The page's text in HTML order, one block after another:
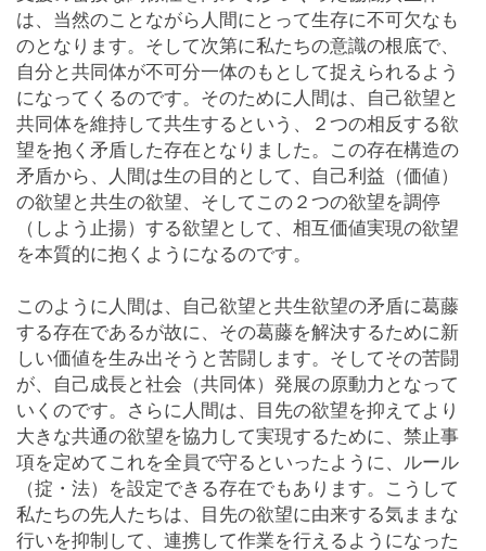
は、当然のことながら人間にとって生存に不可欠なも
のとなります。そして次第に私たちの意識の根底で、
自分と共同体が不可分一体のもとして捉えられるよう
になってくるのです。そのために人間は、自己欲望と
共同体を維持して共生するという、２つの相反する欲
望を抱く矛盾した存在となりました。この存在構造の
矛盾から、人間は生の目的として、自己利益（価値）
の欲望と共生の欲望、そしてこの２つの欲望を調停
（しよう止揚）する欲望として、相互価値実現の欲望
を本質的に抱くようになるのです。
このように人間は、自己欲望と共生欲望の矛盾に葛藤
する存在であるが故に、その葛藤を解決するために新
しい価値を生み出そうと苦闘します。そしてその苦闘
が、自己成長と社会（共同体）発展の原動力となって
いくのです。さらに人間は、目先の欲望を抑えてより
大きな共通の欲望を協力して実現するために、禁止事
項を定めてこれを全員で守るといったように、ルール
（掟・法）を設定できる存在でもあります。こうして
私たちの先人たちは、目先の欲望に由来する気ままな
行いを抑制して、連携して作業を行えるようになった